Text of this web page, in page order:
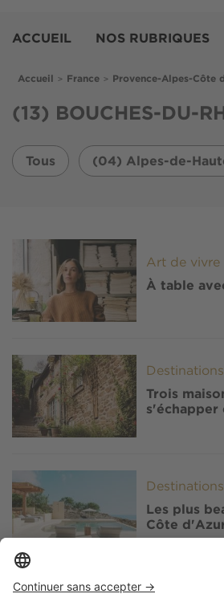
contenu
Demeures
ACCUEIL NOS RUBRIQUES
Fil d'Ariane
Accueil > France > Provence-Alpes-Côte
(13) BOUCHES-DU-
Tous (04) Alpes-de-
Art de vivre
À table
Image
Destinations
Trois
s'échapper
Destinations
Les plus
Côte
Image